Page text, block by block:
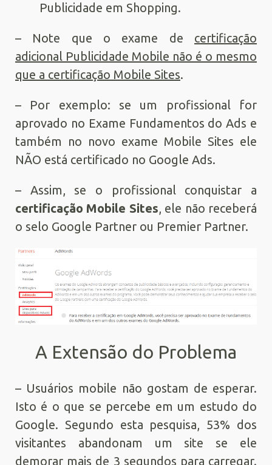
Publicidade em Shopping.
– Note que o exame de certificação
adicional Publicidade Mobile não é o mesmo
que a certificação Mobile Sites.
– Por exemplo: se um profissional for
aprovado no Exame Fundamentos do Ads e
também no novo exame Mobile Sites ele
NÃO está certificado no Google Ads.
– Assim, se o profissional conquistar a
certificação Mobile Sites, ele não receberá
o selo Google Partner ou Premier Partner.
A Extensão do Problema
– Usuários mobile não gostam de esperar.
Isto é o que se percebe em um estudo do
Google. Segundo esta pesquisa, 53% dos
visitantes abandonam um site se ele
demorar mais de 3 segundos para carregar.